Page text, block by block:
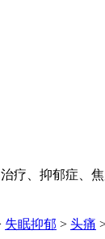
疗、抑郁症、
失眠抑郁 > 头痛